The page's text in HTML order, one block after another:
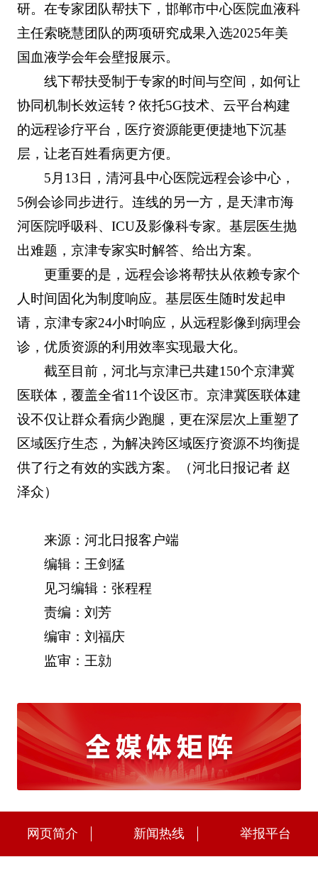
研。在专家团队帮扶下，邯郸市中心医院血液科
主任索晓慧团队的两项研究成果入选2025年美
国血液学会年会壁报展示。
线下帮扶受制于专家的时间与空间，如何让
协同机制长效运转？依托5G技术、云平台构建
的远程诊疗平台，医疗资源能更便捷地下沉基
层，让老百姓看病更方便。
5月13日，清河县中心医院远程会诊中心，
5例会诊同步进行。连线的另一方，是天津市海
河医院呼吸科、ICU及影像科专家。基层医生抛
出难题，京津专家实时解答、给出方案。
更重要的是，远程会诊将帮扶从依赖专家个
人时间固化为制度响应。基层医生随时发起申
请，京津专家24小时响应，从远程影像到病理会
诊，优质资源的利用效率实现最大化。
截至目前，河北与京津已共建150个京津冀
医联体，覆盖全省11个设区市。京津冀医联体建
设不仅让群众看病少跑腿，更在深层次上重塑了
区域医疗生态，为解决跨区域医疗资源不均衡提
供了行之有效的实践方案。（河北日报记者 赵
泽众）
来源：河北日报客户端
编辑：王剑猛
见习编辑：张程程
责编：刘芳
编审：刘福庆
监审：王勍
网页简介 新闻热线 举报平台